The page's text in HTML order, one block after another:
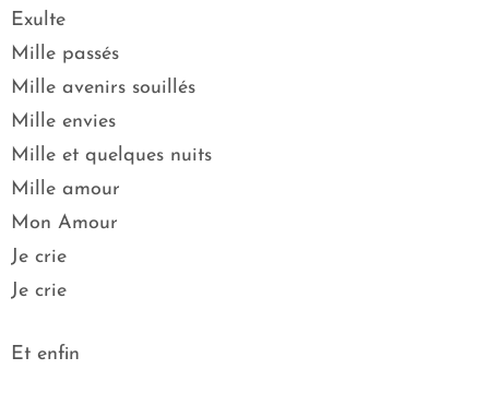
Exulte
Mille passés
Mille avenirs souillés
Mille envies
Mille et quelques nuits
Mille amour
Mon Amour
Je crie
Je crie
Et enfin